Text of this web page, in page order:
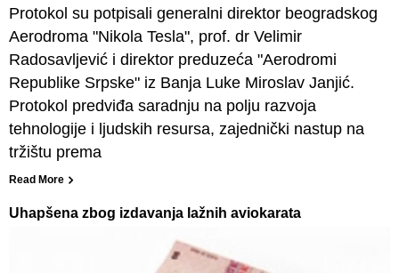
Protokol su potpisali generalni direktor beogradskog
Aerodroma "Nikola Tesla", prof. dr Velimir
Radosavljević i direktor preduzeća "Aerodromi
Republike Srpske" iz Banja Luke Miroslav Janjić.
Protokol predviđa saradnju na polju razvoja
tehnologije i ljudskih resursa, zajednički nastup na
tržištu prema
Read More
Uhapšena zbog izdavanja lažnih aviokarata